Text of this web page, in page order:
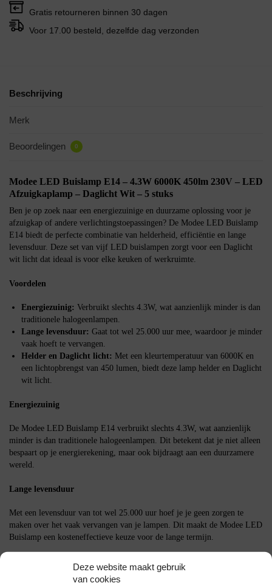
Deze website maakt gebruik
van cookies
Gratis retourneren binnen 30 dagen
Voor 17.00 besteld, dezelfde dag verzonden
Beschrijving
Merk
Beoordelingen 0
Modee LED Buislamp E14 – 4.3W 6000K 450lm 230V – LED
Afzuigkaplamp – Daglicht Wit – 5 stuks
Ben je op zoek naar een energiezuinige en duurzame oplossing voor je
afzuigkap of andere verlichtingstoepassingen? De Modee LED Buislamp
E14 biedt de perfecte combinatie van helderheid, efficiëntie en lange
levensduur. Deze set van vijf LED buislampen zorgt voor een Daglicht
wit licht dat ideaal is voor elke keuken of werkruimte.
Voordelen
Energiezuinig: Verbruikt slechts 4.3W, wat aanzienlijk minder is dan
traditionele halogeenlampen.
Lange levensduur: Gaat tot wel 25.000 uur mee, waardoor je minder
vaak hoeft te vervangen.
Helder en Daglicht licht: Met een kleurtemperatuur van 6000K en
een lichtopbrengst van 450 lumen, biedt deze lamp helder en Daglicht
wit licht.
Energiezuinig
De Modee LED Buislamp E14 verbruikt slechts 4.3W, wat aanzienlijk
minder is dan traditionele halogeenlampen. Dit betekent dat je niet alleen
bespaart op je energierekening, maar ook bijdraagt aan een duurzamere
wereld.
Lange levensduur
Met een levensduur van tot wel 25.000 uur hoef je je geen zorgen te
maken over het vaak vervangen van je lampen. Dit maakt de Modee LED
Buislamp een kosteneffectieve keuze voor de lange termijn.